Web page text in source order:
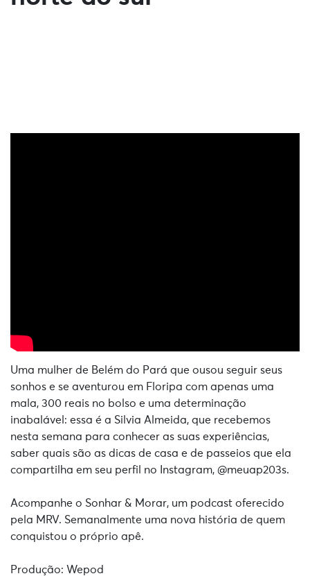
Uma mulher de Belém do Pará que ousou seguir seus
sonhos e se aventurou em Floripa com apenas uma
mala, 300 reais no bolso e uma determinação
inabalável: essa é a Silvia Almeida, que recebemos
nesta semana para conhecer as suas experiências,
saber quais são as dicas de casa e de passeios que ela
compartilha em seu perfil no Instagram, @‌meuap203s.
Acompanhe o Sonhar & Morar, um podcast oferecido
pela MRV. Semanalmente uma nova história de quem
conquistou o próprio apê.
Produção: Wepod